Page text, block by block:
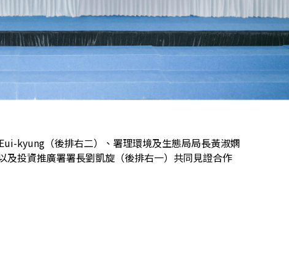
kyung（後排右二）、署理環境及生態局局長黃淑嫻
及投資推廣署署長劉凱旋（後排右一）共同見證合作